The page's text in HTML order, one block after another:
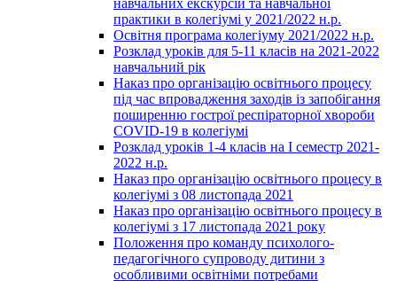
навчальних екскурсій та навчальної
практики в колегіумі у 2021/2022 н.р.
Освітня програма колегіуму 2021/2022 н.р.
Розклад уроків для 5-11 класів на 2021-2022
навчальний рік
Наказ про організацію освітнього процесу
під час впровадження заходів із запобігання
поширенню гострої респіраторної хвороби
COVID-19 в колегіумі
Розклад уроків 1-4 класів на І семестр 2021-
2022 н.р.
Наказ про організацію освітнього процесу в
колегіумі з 08 листопада 2021
Наказ про організацію освітнього процесу в
колегіумі з 17 листопада 2021 року
Положення про команду психолого-
педагогічного супроводу дитини з
особливими освітніми потребами